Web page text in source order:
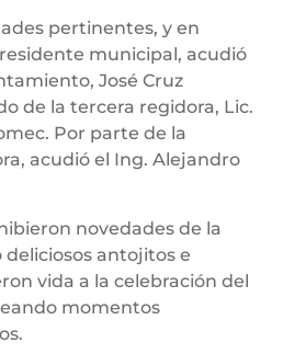
pertinentes, y en
municipal, acudió
José Cruz
de la tercera regidora, Lic.
Por parte de la
acudió el Ing. Alejandro
novedades de la
antojitos e
vida a la celebración del
momentos